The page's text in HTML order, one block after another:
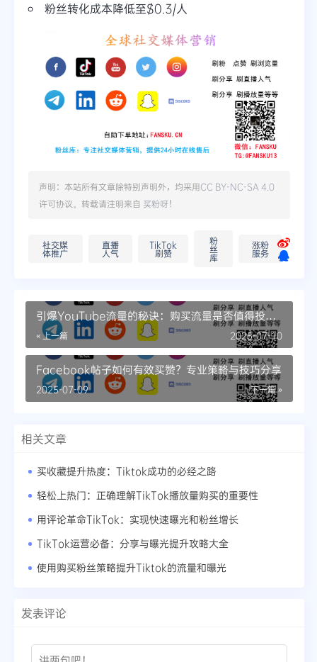
粉丝转化成本降低至$0.3/人
声明：本站所有文章除特别声明外，均采用CC BY-NC-SA 4.0
许可协议。转载请注明来自 买粉呀！
社交媒
体推广
直播
人气
TikTok
刷赞
粉
丝
库
涨粉
服务
引爆YouTube流量的秘诀：购买流量是否值得投
资？
« 上一篇 2025-07-10
Facebook帖子如何有效买赞？专业策略与技巧分享
下一篇 »
2025-07-09
相关文章
买收藏提升热度：Tiktok成功的必经之路
轻松上热门：正确理解TikTok播放量购买的重要性
用评论革命TikTok：实现快速曝光和粉丝增长
TikTok运营必备：分享与曝光提升攻略大全
使用购买粉丝策略提升Tiktok的流量和曝光
发表评论